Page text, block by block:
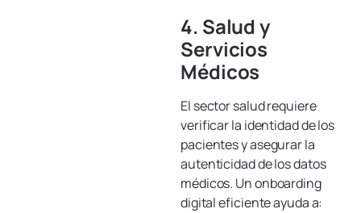
4. Salud y
Servicios
Médicos
El sector salud requiere
verificar la identidad de los
pacientes y asegurar la
autenticidad de los datos
médicos. Un onboarding
digital eficiente ayuda a: